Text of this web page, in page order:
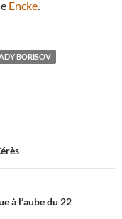
Encke
BORISOV
à l’aube du 22